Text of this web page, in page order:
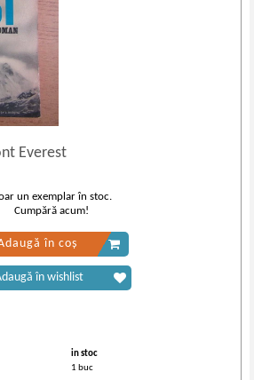
Everest
in stoc
1 buc
un exemplar în stoc.
Cumpără acum!
în coș
în wishlist